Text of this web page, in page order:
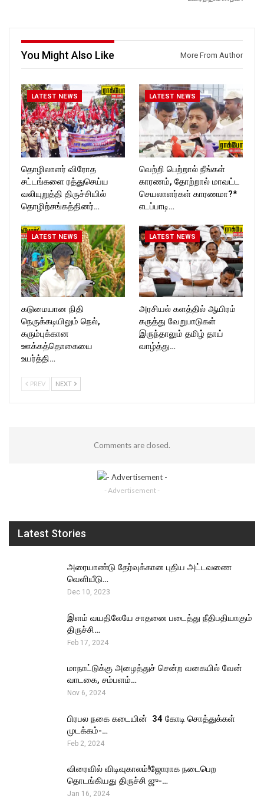
https://twitter.com/ROCKFOR
You Might Also Like More From Author
LATEST NEWS
தொழிலாளர் விரோத
சட்டங்களை ரத்துசெய்ய
வலியுறுத்தி திருச்சியில்
தொழிற்சங்கத்தினர்…
LATEST NEWS
வெற்றி பெற்றால் நீங்கள்
காரணம், தோற்றால் மாவட்ட
செயலாளர்கள் காரணமா?*
எடப்பாடி…
LATEST NEWS
கடுமையான நிதி
நெருக்கடியிலும் நெல்,
கரும்புக்கான
ஊக்கத்தொகையை
உயர்த்தி…
LATEST NEWS
அரசியல் களத்தில் ஆயிரம்
கருத்து வேறுபாடுகள்
இருந்தாலும் தமிழ் தாய்
வாழ்த்து…
PREV NEXT
Comments are closed.
- Advertisement -
Latest Stories
அரையாண்டு தேர்வுக்கான புதிய அட்டவணை
வெளியீடு…
Dec 10, 2023
இளம் வயதிலேயே சாதனை படைத்து நீதிபதியாகும்
திருச்சி…
Feb 17, 2024
மாநாட்டுக்கு அழைத்துச் சென்ற வகையில் வேன்
வாடகை, சம்பளம்…
Nov 6, 2024
பிரபல நகை கடையின் ₹ 34 கோடி சொத்துக்கள்
முடக்கம்-…
Feb 2, 2024
விரைவில் விடிவுகாலம்!ஜோராக நடைபெற
தொடங்கியது திருச்சி ஜு-…
Jan 16, 2024